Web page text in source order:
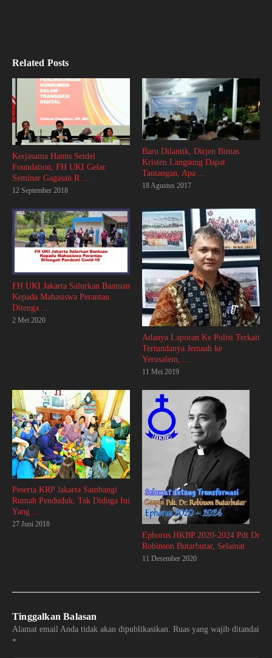
Related Posts
Kerjasama Hanns Seidel
Foundation, FH UKI Gelar
Seminar Gagasan R ...
12 September 2018
Baru Dilantik, Dirjen Bimas
Kristen Langsung Dapat
Tantangan, Apa ...
18 Agustus 2017
FH UKI Jakarta Salurkan Bantuan
Kepada Mahasiswa Perantau
Ditenga ...
2 Mei 2020
Adanya Laporan Ke Polisi Terkait
Tertundanya Jemaah ke
Yerusalem, ...
11 Mei 2019
Peserta KRP Jakarta Sambangi
Rumah Penduduk, Tak Diduga Ini
Yang ...
27 Juni 2018
Ephorus HKBP 2020-2024 Pdt Dr
Robinson Butarbutar, Selamat
11 Desember 2020
Tinggalkan Balasan
Alamat email Anda tidak akan dipublikasikan. Ruas yang wajib ditandai
*